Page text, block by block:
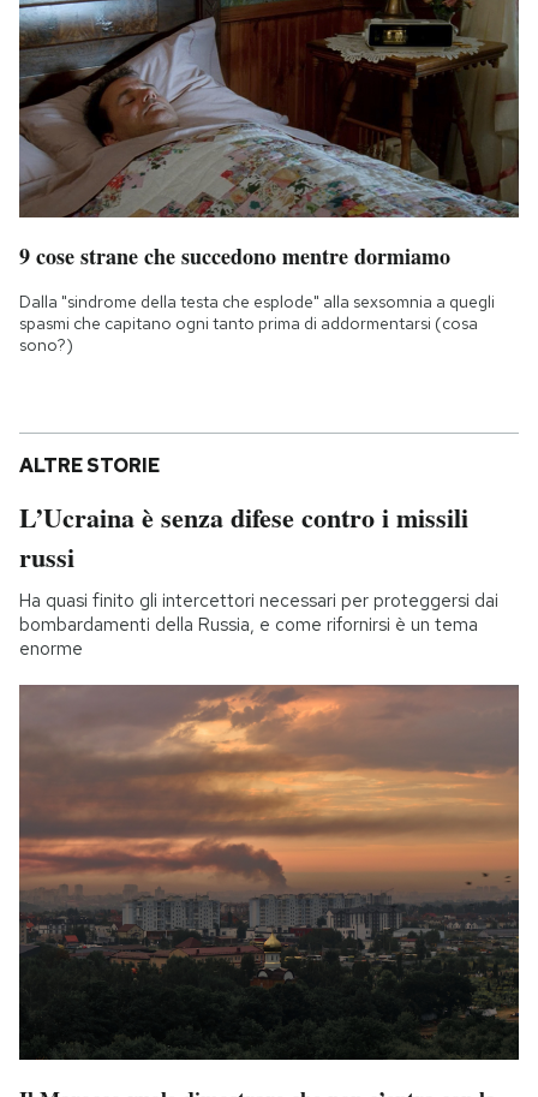
9 cose strane che succedono mentre dormiamo
Dalla "sindrome della testa che esplode" alla sexsomnia a quegli
spasmi che capitano ogni tanto prima di addormentarsi (cosa
sono?)
ALTRE STORIE
L’Ucraina è senza difese contro i missili
russi
Ha quasi finito gli intercettori necessari per proteggersi dai
bombardamenti della Russia, e come rifornirsi è un tema
enorme